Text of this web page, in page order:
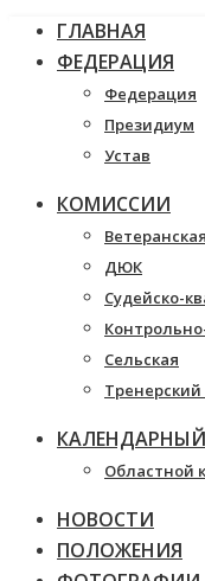
ГЛАВНАЯ
ФЕДЕРАЦИЯ
Федерация
Президиум
Устав
КОМИССИИ
Ветеранская
ДЮК
Судейско-
Сельская
Тренерский
Областной
НОВОСТИ
ПОЛОЖЕНИЯ